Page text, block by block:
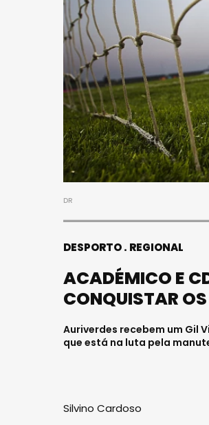
DR
DESPORTO REGIONAL
ACADÉMICO E
CONQUISTAR
Auriverdes recebem um Gil
que está na luta pela
Silvino Cardoso